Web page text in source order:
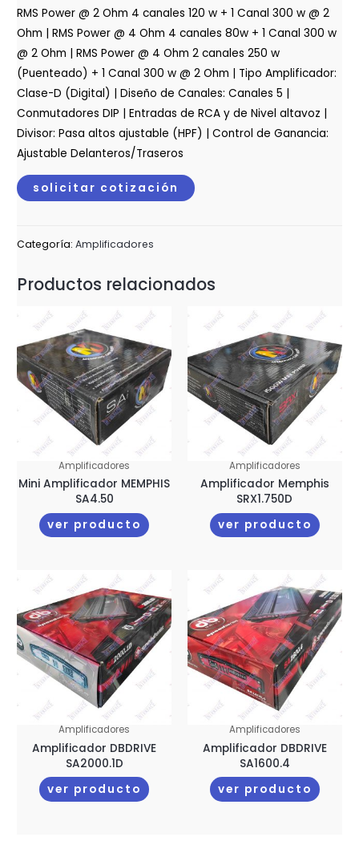
RMS Power @ 2 Ohm 4 canales 120 w + 1 Canal 300 w @ 2
Ohm | RMS Power @ 4 Ohm 4 canales 80w + 1 Canal 300 w
@ 2 Ohm | RMS Power @ 4 Ohm 2 canales 250 w
(Puenteado) + 1 Canal 300 w @ 2 Ohm | Tipo Amplificador:
Clase-D (Digital) | Diseño de Canales: Canales 5 |
Conmutadores DIP | Entradas de RCA y de Nivel altavoz |
Divisor: Pasa altos ajustable (HPF) | Control de Ganancia:
Ajustable Delanteros/Traseros
solicitar cotización
Categoría:Amplificadores
Productos relacionados
Amplificadores
Mini Amplificador MEMPHIS
SA4.50
ver producto
Amplificadores
Amplificador Memphis
SRX1.750D
ver producto
Amplificadores
Amplificador DBDRIVE
SA2000.1D
ver producto
Amplificadores
Amplificador DBDRIVE
SA1600.4
ver producto